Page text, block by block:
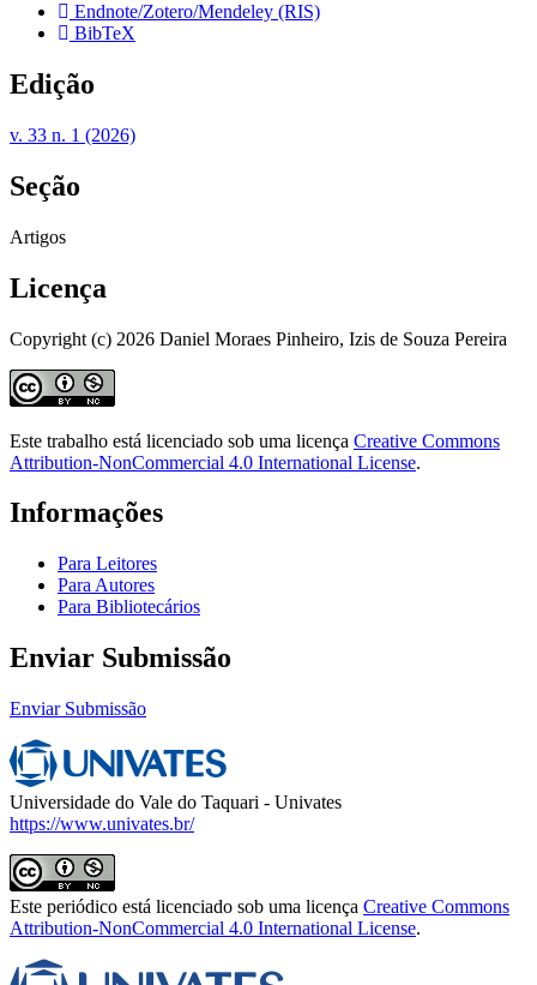
Endnote/Zotero/Mendeley (RIS)
BibTeX
Edição
v. 33 n. 1 (2026)
Seção
Artigos
Licença
Copyright (c) 2026 Daniel Moraes Pinheiro, Izis de Souza Pereira
Este trabalho está licenciado sob uma licença Creative Commons
Attribution-NonCommercial 4.0 International License.
Informações
Para Leitores
Para Autores
Para Bibliotecários
Enviar Submissão
Enviar Submissão
Universidade do Vale do Taquari - Univates
https://www.univates.br/
Este periódico está licenciado sob uma licença Creative Commons
Attribution-NonCommercial 4.0 International License.